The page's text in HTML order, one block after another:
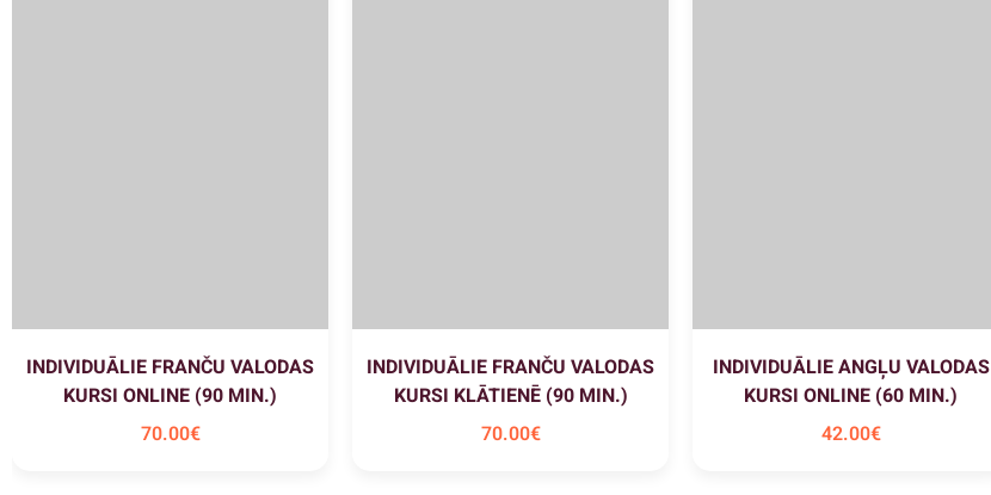
INDIVIDUĀLIE FRANČU VALODAS
KURSI ONLINE (90 MIN.)
70.00€
INDIVIDUĀLIE FRANČU VALODAS
KURSI KLĀTIENĒ (90 MIN.)
70.00€
INDIVIDUĀLIE ANGĻU VALODAS
KURSI ONLINE (60 MIN.)
42.00€